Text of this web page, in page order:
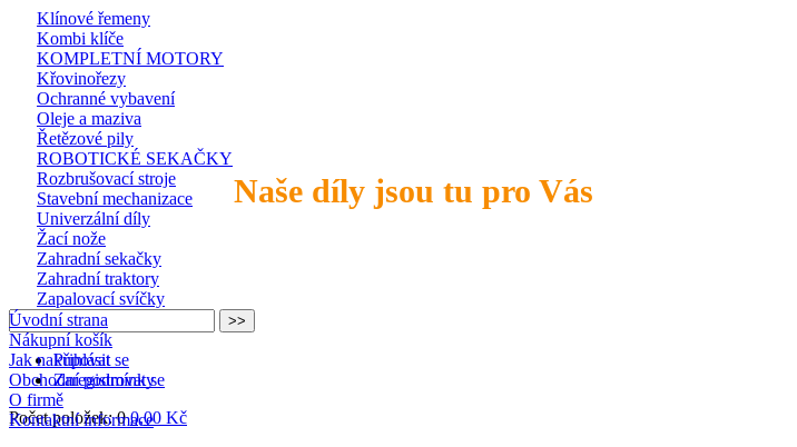
Naše díly jsou tu pro Vás
Klínové řemeny
Kombi klíče
KOMPLETNÍ MOTORY
Křovinořezy
Ochranné vybavení
Oleje a maziva
Řetězové pily
ROBOTICKÉ SEKAČKY
Rozbrušovací stroje
Stavební mechanizace
Univerzální díly
Žací nože
Zahradní sekačky
Zahradní traktory
Zapalovací svíčky
Přihlásit se
Zaregistrovat se
Počet položek: 0 0,00 Kč
Úvodní strana
Nákupní košík
Jak nakupovat
Obchodní podmínky
O firmě
Kontaktní informace